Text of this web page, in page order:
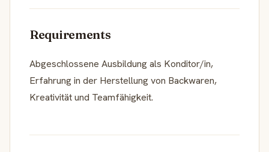
Requirements
Abgeschlossene Ausbildung als Konditor/in,
Erfahrung in der Herstellung von Backwaren,
Kreativität und Teamfähigkeit.